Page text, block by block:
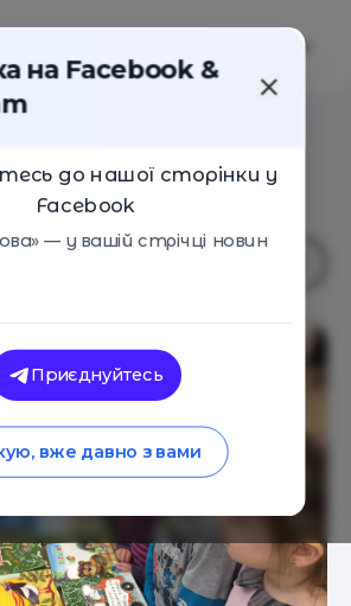
на Facebook &
до нашої сторінки у
Facebook
— у вашій стрічці новин
Приєднуйтесь
вже давно з вами